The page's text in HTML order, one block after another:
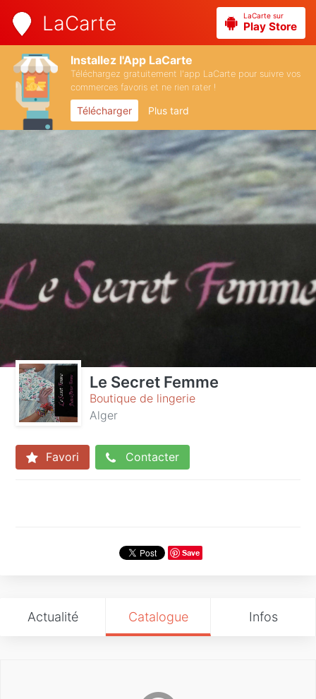
LaCarte LaCarte sur
Play Store
Installez l'App LaCarte
Téléchargez gratuitement l'app LaCarte pour suivre vos
commerces favoris et ne rien rater !
Télécharger Plus tard
Le Secret Femme
Boutique de lingerie
Alger
Favori Contacter
Save
Actualité Catalogue Infos